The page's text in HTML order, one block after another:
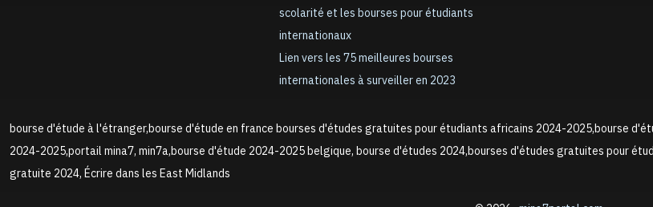
scolarité et les bourses pour étudiants
internationaux
Lien vers les 75 meilleures bourses
internationales à surveiller en 2023
bourse d'étude à l'étranger,bourse d'étude en france bourses d'études gratuites pour étudiants africains 2024-2025,bourse
2024-2025,portail mina7, min7a,bourse d'étude 2024-2025 belgique, bourse d'études 2024,bourses d'études gratuites pour
gratuite 2024, Écrire dans les East Midlands